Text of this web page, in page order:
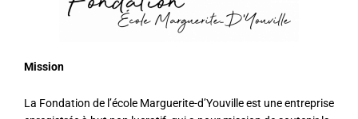
Mission
La Fondation de l’école Marguerite-d’Youville est une entreprise